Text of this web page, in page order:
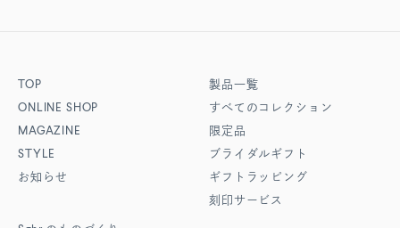
TOP
ONLINE SHOP
MAGAZINE
STYLE
お知らせ
製品一覧
すべてのコレクション
限定品
ブライダルギフト
ギフトラッピング
刻印サービス